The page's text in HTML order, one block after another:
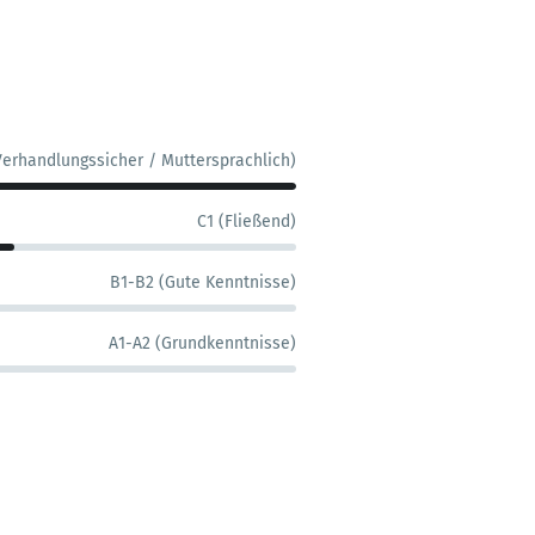
/ Muttersprachlich)
C1 (Fließend)
B1-B2 (Gute Kenntnisse)
A1-A2 (Grundkenntnisse)